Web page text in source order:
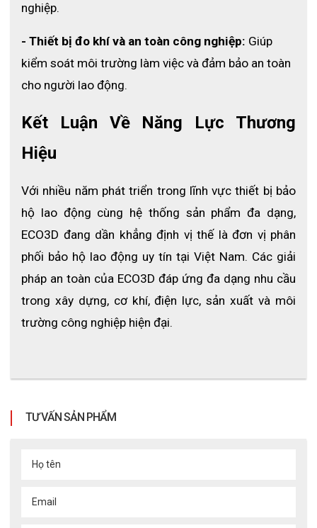
Không bột chưa tiệt trùng
chịu hơn. Lượng bột trong mức cho phép – tác nhân gây ngứa
nhất nhằm hạn chế các dị ứng về da đối với người sử dụng.
nghiệp.
- Thiết bị đo khí và an toàn công nghiệp: Giúp
kiểm soát môi trường làm việc và đảm bảo an toàn
cho người lao động.
Kết Luận Về Năng Lực Thương
Hiệu
Với nhiều năm phát triển trong lĩnh vực thiết bị bảo
hộ lao động cùng hệ thống sản phẩm đa dạng,
ECO3D đang dần khẳng định vị thế là đơn vị phân
phối bảo hộ lao động uy tín tại Việt Nam. Các giải
pháp an toàn của ECO3D đáp ứng đa dạng nhu cầu
trong xây dựng, cơ khí, điện lực, sản xuất và môi
trường công nghiệp hiện đại.
TƯ VẤN SẢN PHẨM
Họ tên
Email